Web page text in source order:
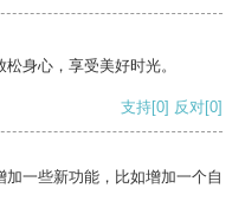
身心，享受美好时光。
支持[0] 反对[0]
一些新功能，比如增加一个自